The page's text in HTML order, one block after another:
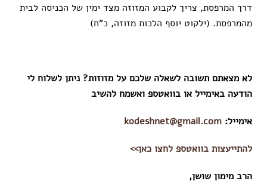
דרך המרפסת, צריך לקבוע המזוזה מצד ימין של הכניסה לבית
מהמרפסת. (ילקוט יוסף הלכות מזוזה, כ”ח)
לא מצאתם תשובה לשאלה שלכם על מזוזות? ניתן לשלוח לי
הודעה באימייל או בוואטספ ואשמח להשיב
אימייל: kodeshnet@gmail.com
להתייעצות בוואטספ לחצו כאן>>
הרב מימון שושן,